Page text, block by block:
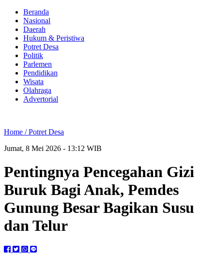
Beranda
Nasional
Daerah
Hukum & Peristiwa
Potret Desa
Politik
Parlemen
Pendidikan
Wisata
Olahraga
Advertorial
Home /Potret Desa
Jumat, 8 Mei 2026 - 13:12 WIB
Pentingnya Pencegahan Gizi
Buruk Bagi Anak, Pemdes
Gunung Besar Bagikan Susu
dan Telur